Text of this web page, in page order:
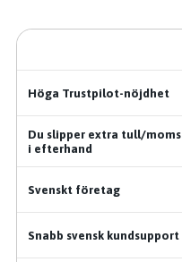
Höga Trustpilot-nöjdhet
Du slipper extra tull/moms
i efterhand
Svenskt företag
Snabb svensk kundsupport